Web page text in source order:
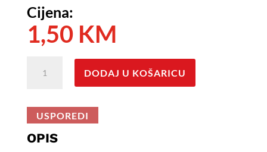
Cijena:
1,50 KM
Prskalice;
količina
DODAJ U KOŠARICU
USPOREDI
OPIS